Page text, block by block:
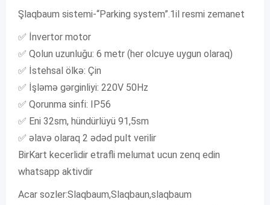
Şlaqbaum sistemi-“Parking system”.1il resmi zemanet
✅ İnvertor motor
✅ Qolun uzunluğu: 6 metr (her olcuye uygun olaraq)
✅ İstehsal ölkə: Çin
✅ İşləmə gərginliyi: 220V 50Hz
✅ Qorunma sinfi: IP56
✅ Eni 32sm, hündürlüyü 91,5sm
✅ əlavə olaraq 2 ədəd pult verilir
BirKart kecerlidir etrafli melumat ucun zenq edin
whatsapp aktivdir
Acar sozler:Slaqbaum,Slaqbaun,slaqbaum